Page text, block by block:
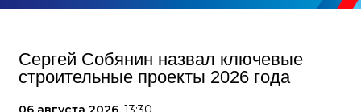
Сергей Собянин назвал ключевые
строительные проекты 2026 года